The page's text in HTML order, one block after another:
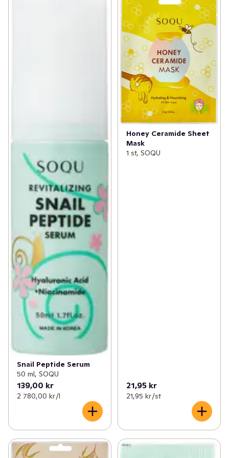
Snail Peptide Serum
50 ml, SOQU
139,00 kr
2 780,00 kr /l
Honey Ceramide Sheet
Mask
1 st, SOQU
21,95 kr
21,95 kr /st